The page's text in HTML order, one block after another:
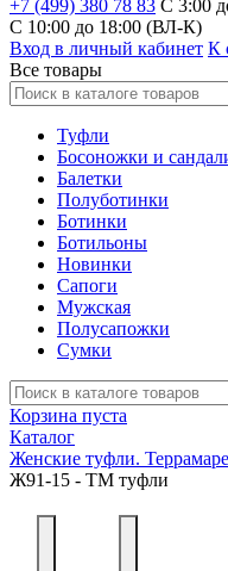
+7 (499) 380 78 83 С 3:00
C 10:00 до 18:00 (ВЛ-К)
Вход в личный кабинет К
Все товары
Туфли
Босоножки и
Балетки
Полуботинки
Ботинки
Ботильоны
Новинки
Сапоги
Мужская
Полусапожки
Сумки
Корзина пуста
Каталог
Женские туфли. Террамаре
Ж91-15 - ТМ туфли